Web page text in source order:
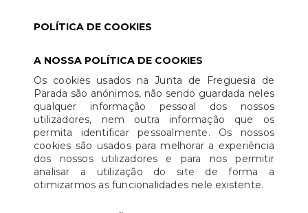
POLÍTICA DE COOKIES
A NOSSA POLÍTICA DE COOKIES
Os cookies usados na Junta de Freguesia de
Parada são anónimos, não sendo guardada neles
qualquer informação pessoal dos nossos
utilizadores, nem outra informação que os
permita identificar pessoalmente. Os nossos
cookies são usados para melhorar a experiência
dos nossos utilizadores e para nos permitir
analisar a utilização do site de forma a
otimizarmos as funcionalidades nele existente.